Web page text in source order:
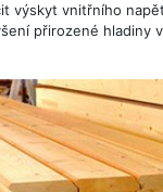
výskyt vnitřního
přirozené hladiny